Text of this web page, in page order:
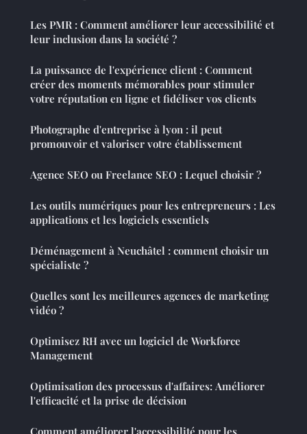
Les PMR : Comment améliorer leur accessibilité et
leur inclusion dans la société ?
La puissance de l'expérience client : Comment
créer des moments mémorables pour stimuler
votre réputation en ligne et fidéliser vos clients
Photographe d'entreprise à lyon : il peut
promouvoir et valoriser votre établissement
Agence SEO ou Freelance SEO : Lequel choisir ?
Les outils numériques pour les entrepreneurs : Les
applications et les logiciels essentiels
Déménagement à Neuchâtel : comment choisir un
spécialiste ?
Quelles sont les meilleures agences de marketing
vidéo ?
Optimisez RH avec un logiciel de Workforce
Management
Optimisation des processus d'affaires: Améliorer
l'efficacité et la prise de décision